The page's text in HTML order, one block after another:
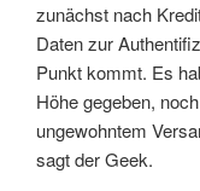
zunächst nach
Daten zur
Punkt kommt. Es
Höhe gegeben,
ungewohntem
sagt der Geek.